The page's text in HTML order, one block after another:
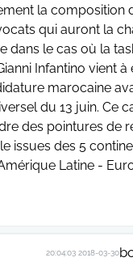
la composition
qui auront la
dans le cas où la
Infantino vient à
marocaine
du 13 juin. Ce
des pointures de
issues des 5
Latine -
2018-03-30 20:04:03